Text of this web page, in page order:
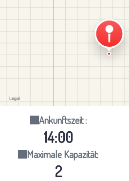
Ankunftszeit :
14:00
Maximale Kapazität:
2